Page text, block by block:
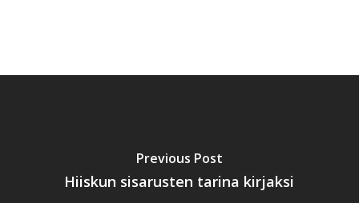
Previous Post
Hiiskun sisarusten tarina kirjaksi